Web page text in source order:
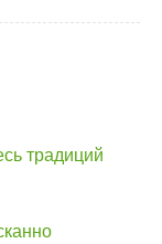
традиций